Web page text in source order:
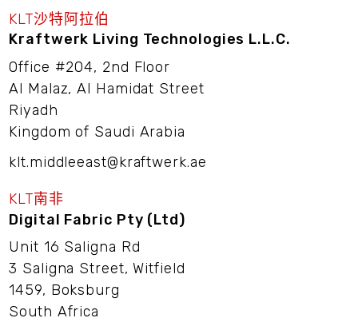
KLT沙特阿拉伯
Kraftwerk Living Technologies L.L.C.
Office #204, 2nd Floor
Al Malaz, Al Hamidat Street
Riyadh
Kingdom of Saudi Arabia
klt.middleeast@kraftwerk.ae
KLT南非
Digital Fabric Pty (Ltd)
Unit 16 Saligna Rd
3 Saligna Street, Witfield
1459, Boksburg
South Africa